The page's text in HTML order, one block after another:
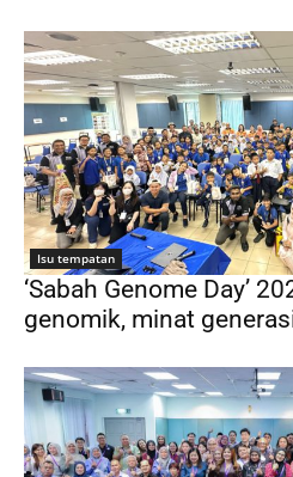
Isu tempatan
‘Sabah Genome Day’
genomik, minat